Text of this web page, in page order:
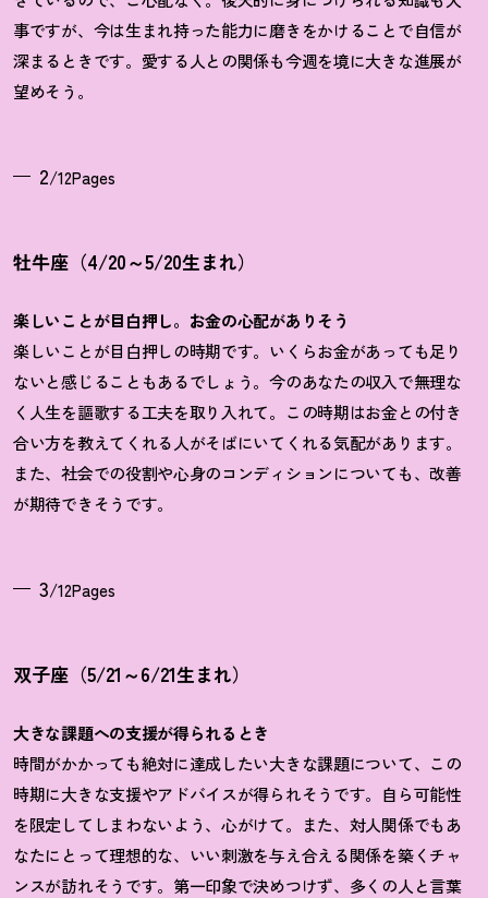
事ですが、今は生まれ持った能力に磨きをかけることで自信が
深まるときです。愛する人との関係も今週を境に大きな進展が
望めそう。
2/12Pages
牡牛座（4/20～5/20生まれ）
楽しいことが目白押し。お金の心配がありそう
楽しいことが目白押しの時期です。いくらお金があっても足り
ないと感じることもあるでしょう。今のあなたの収入で無理な
く人生を謳歌する工夫を取り入れて。この時期はお金との付き
合い方を教えてくれる人がそばにいてくれる気配があります。
また、社会での役割や心身のコンディションについても、改善
が期待できそうです。
3/12Pages
双子座（5/21～6/21生まれ）
大きな課題への支援が得られるとき
時間がかかっても絶対に達成したい大きな課題について、この
時期に大きな支援やアドバイスが得られそうです。自ら可能性
を限定してしまわないよう、心がけて。また、対人関係でもあ
なたにとって理想的な、いい刺激を与え合える関係を築くチャ
ンスが訪れそうです。第一印象で決めつけず、多くの人と言葉